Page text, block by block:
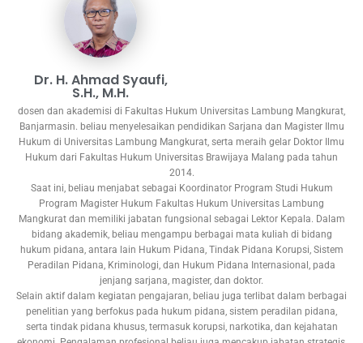
Dr. H. Ahmad Syaufi,
S.H., M.H.
dosen dan akademisi di Fakultas Hukum Universitas Lambung Mangkurat,
Banjarmasin. beliau menyelesaikan pendidikan Sarjana dan Magister Ilmu
Hukum di Universitas Lambung Mangkurat, serta meraih gelar Doktor Ilmu
Hukum dari Fakultas Hukum Universitas Brawijaya Malang pada tahun
2014.
Saat ini, beliau menjabat sebagai Koordinator Program Studi Hukum
Program Magister Hukum Fakultas Hukum Universitas Lambung
Mangkurat dan memiliki jabatan fungsional sebagai Lektor Kepala. Dalam
bidang akademik, beliau mengampu berbagai mata kuliah di bidang
hukum pidana, antara lain Hukum Pidana, Tindak Pidana Korupsi, Sistem
Peradilan Pidana, Kriminologi, dan Hukum Pidana Internasional, pada
jenjang sarjana, magister, dan doktor.
Selain aktif dalam kegiatan pengajaran, beliau juga terlibat dalam berbagai
penelitian yang berfokus pada hukum pidana, sistem peradilan pidana,
serta tindak pidana khusus, termasuk korupsi, narkotika, dan kejahatan